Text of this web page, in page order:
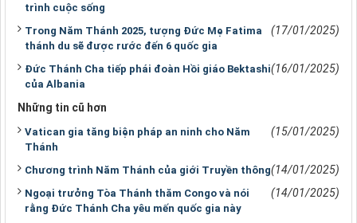
trình cuộc sống
Trong Năm Thánh 2025, tượng Đức Mẹ Fatima
thánh du sẽ được rước đến 6 quốc gia
(17/01/2025)
Đức Thánh Cha tiếp phái đoàn Hồi giáo Bektashi
của Albania
(16/01/2025)
Những tin cũ hơn
Vatican gia tăng biện pháp an ninh cho Năm
Thánh
(15/01/2025)
Chương trình Năm Thánh của giới Truyền thông(14/01/2025)
Ngoại trưởng Tòa Thánh thăm Congo và nói
rằng Đức Thánh Cha yêu mến quốc gia này
(14/01/2025)